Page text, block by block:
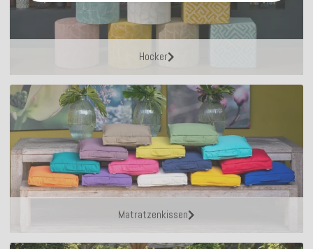
Hocker
Matratzenkissen